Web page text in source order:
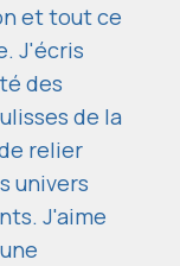
et tout ce
J'écris
des
de la
relier
univers
J'aime